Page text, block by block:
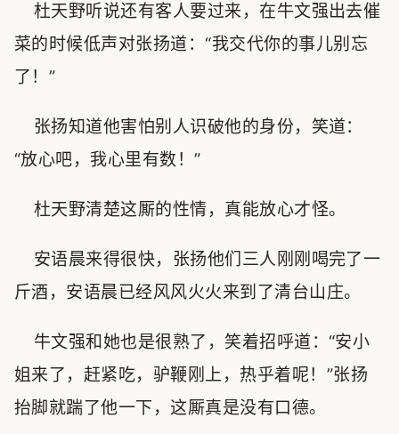
杜天野听说还有客人要过来，在牛文强出去催
菜的时候低声对张扬道：“我交代你的事儿别忘
了！”
张扬知道他害怕别人识破他的身份，笑道：
“放心吧，我心里有数！”
杜天野清楚这厮的性情，真能放心才怪。
安语晨来得很快，张扬他们三人刚刚喝完了一
斤酒，安语晨已经风风火火来到了清台山庄。
牛文强和她也是很熟了，笑着招呼道：“安小
姐来了，赶紧吃，驴鞭刚上，热乎着呢！”张扬
抬脚就踹了他一下，这厮真是没有口德。